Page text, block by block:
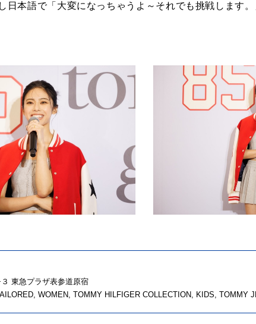
日本語で「大変になっちゃうよ～それでも挑戦します
東急プラザ表参道原宿
WOMEN, TOMMY HILFIGER COLLECTION, KIDS, TOMMY